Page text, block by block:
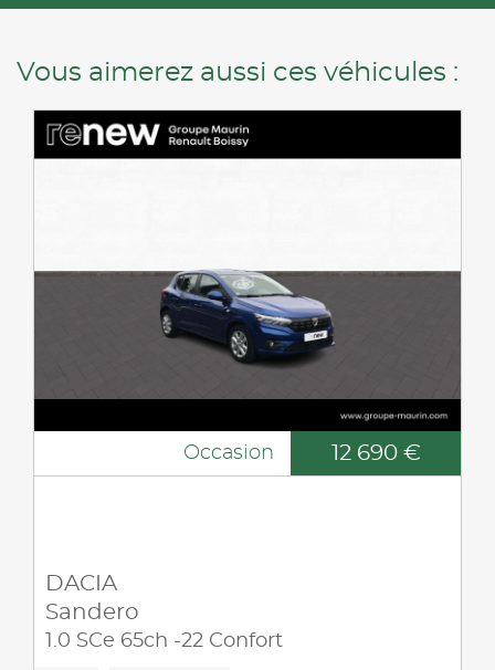
Vous aimerez aussi ces véhicules :
Occasion 12 690 €
DACIA
Sandero
1.0 SCe 65ch -22 Confort